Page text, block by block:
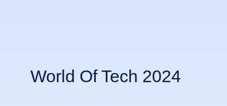
World Of Tech 2024